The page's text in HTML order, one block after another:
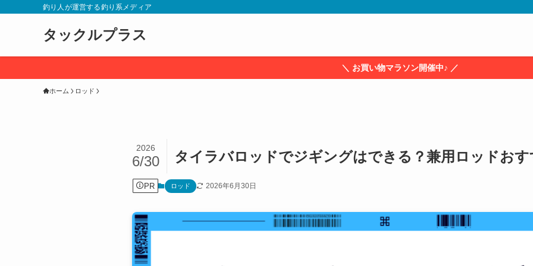
釣り人が運営する釣り系メディア
タックルプラス
＼ お買い物マラソン開催中♪ ／
ホーム ロッド
タイラバロッドでジギングはできる？兼用ロッドおす
2026
6/30
PR ロッド 2026年6月30日